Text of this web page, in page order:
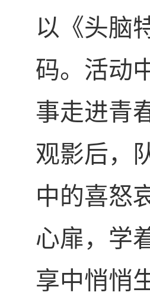
以《头脑
码。活动
事走进青
观影后，
中的喜怒
心扉，学
享中悄悄